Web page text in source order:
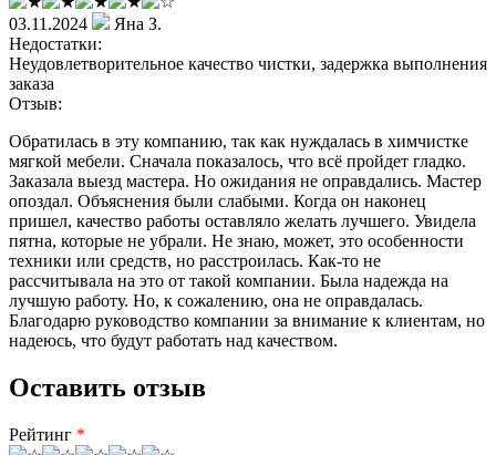
03.11.2024
Яна З.
Недостатки:
Неудовлетворительное качество чистки, задержка выполнения
заказа
Отзыв:
Обратилась в эту компанию, так как нуждалась в химчистке
мягкой мебели. Сначала показалось, что всё пройдет гладко.
Заказала выезд мастера. Но ожидания не оправдались. Мастер
опоздал. Объяснения были слабыми. Когда он наконец
пришел, качество работы оставляло желать лучшего. Увидела
пятна, которые не убрали. Не знаю, может, это особенности
техники или средств, но расстроилась. Как-то не
рассчитывала на это от такой компании. Была надежда на
лучшую работу. Но, к сожалению, она не оправдалась.
Благодарю руководство компании за внимание к клиентам, но
надеюсь, что будут работать над качеством.
Оставить отзыв
Рейтинг *